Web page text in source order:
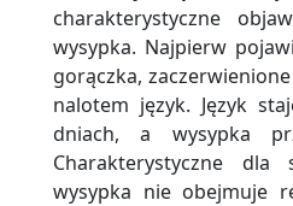
charakterystyczne
wysypka. Najpierw
gorączka,
nalotem język. Język
dniach, a wysypka
Charakterystyczne
wysypka nie obejmuje